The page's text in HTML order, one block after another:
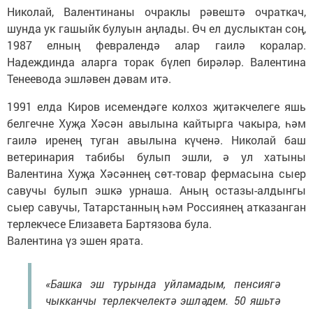
Николай, Валентинаны очраклы рәвештә очраткач,
шунда ук гашыйк булуын аңлады. Өч ел дуслыктан соң,
1987 елның февралендә алар гаилә коралар.
Надеждинда аларга торак бүлеп бирәләр. Валентина
Тенеевода эшләвен дәвам итә.
1991 елда Киров исемендәге колхоз җитәкчелеге яшь
белгечне Хуҗа Хәсән авылына кайтырга чакыра, һәм
гаилә иренең туган авылына күченә. Николай баш
ветеринария табибы булып эшли, ә ул хатыны
Валентина Хуҗа Хәсәннең сөт-товар фермасына сыер
савучы булып эшкә урнаша. Аның остазы-алдынгы
сыер савучы, Татарстанның һәм Россиянең атказанган
терлекчесе Елизавета Бартязова була.
Валентина үз эшен ярата.
«Башка эш турында уйламадым, пенсиягә
чыкканчы терлекчелектә эшләдем. 50 яшьтә